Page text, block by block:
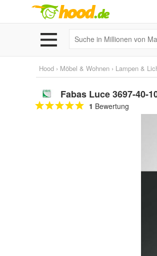
Hood › Möbel & Wohnen › Lampen &
Fabas Luce 3697-40-
1 Bewertung